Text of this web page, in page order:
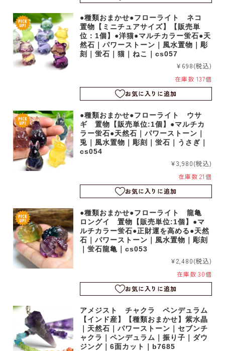
●種類おまかせ●フローライト ネコ
置物【ミニチュアサイズ】【販売単
位：1個】●洋猫●マルチカラー蛍石●天
然石｜パワーストーン｜風水置物｜彫
刻｜蛍石｜猫｜ねこ｜cs057
¥698(税込)
在庫数 137個
お気に入りに追加
●種類おまかせ●フローライト ウサ
ギ 置物【販売単位:1個】●マルチカ
ラー蛍石●天然石｜パワーストーン｜
兎｜風水置物｜彫刻｜蛍石｜うさぎ｜
cs054
¥3,980(税込)
在庫数 21個
お気に入りに追加
●種類おまかせ●フローライト 龍亀
ロングイ 置物【販売単位:1個】●マ
ルチカラー蛍石●正財運を高める●天然
石｜パワーストーン｜風水置物｜彫刻
｜蛍石龍亀｜cs053
¥2,480(税込)
在庫数 30個
お気に入りに追加
アメジスト チャクラ ペンデュラム
【インド産】【種類おまかせ】紫水晶
｜天然石｜パワーストーン｜セブンチ
ャクラ｜ペンデュラム｜振り子｜ダウ
ジング｜6面カット｜b7685